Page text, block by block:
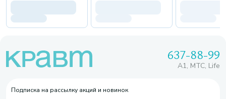
637-88-99
A1, МТС, Life
Подписка на рассылку акций и новинок